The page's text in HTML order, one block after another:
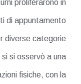
proliferarono in
di appuntamento
diverse categorie
si osservò a una
fisiche, con la